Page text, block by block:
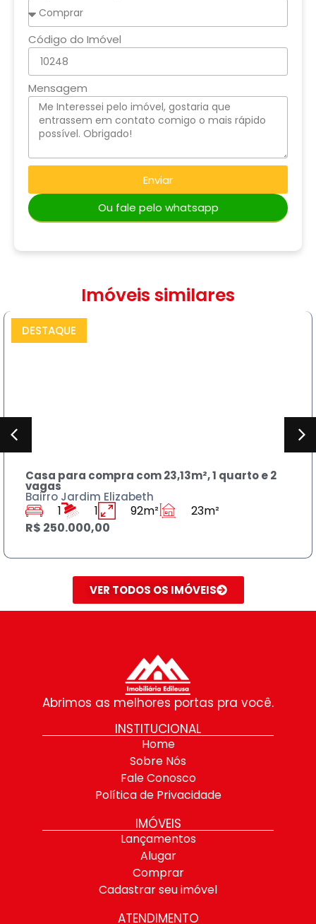
Código do Imóvel
Mensagem
Enviar
Ou fale pelo whatsapp
Imóveis similares
com 23,13m², 1 quarto e 2
92m² 23m²
Sobrado para
VER TODOS OS IMÓVEIS
Abrimos as melhores portas pra você.
INSTITUCIONAL
Home
Sobre Nós
Fale Conosco
Política de Privacidade
IMÓVEIS
Lançamentos
Alugar
Comprar
Cadastrar seu imóvel
ATENDIMENTO